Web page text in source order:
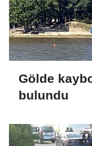
Gölde
bulundu